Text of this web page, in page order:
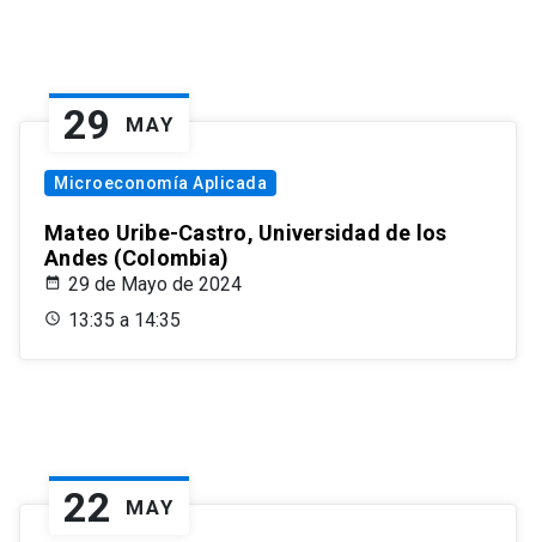
29 MAY
Microeconomía Aplicada
Mateo Uribe-Castro, Universidad de los
Andes (Colombia)
29 de Mayo de 2024
13:35 a 14:35
22 MAY